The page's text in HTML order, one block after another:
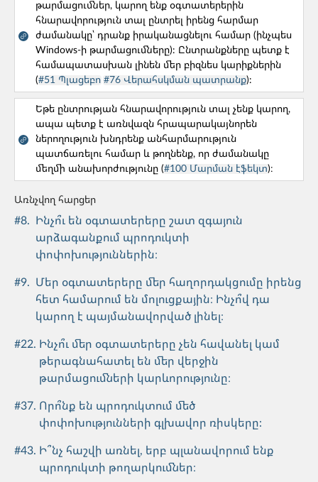
թարմացումներ, կարող ենք օգտատերերին
հնարավորություն տալ ընտրել իրենց հարմար
ժամանակը՝ դրանք իրականացնելու համար (ինչպես
Windows-ի թարմացումները): Ընտրանքները պետք է
համապատասխան լինեն մեր բիզնես կարիքներին
(#51 Պլացեբո #76 Վերահսկման պատրանք):
Եթե ընտրության հնարավորություն տալ չենք կարող,
ապա պետք է առնվազն հրապարակայնորեն
ներողություն խնդրենք անհարմարություն
պատճառելու համար և թողնենք, որ ժամանակը
մեղմի անախորժությունը (#100 Մարման էֆեկտ)։
Առնչվող հարցեր
#8.
Ինչո՞ւ են օգտատերերը շատ զգայուն
արձագանքում պրոդուկտի
փոփոխություններին։
#9.
Մեր օգտատերերը մեր հաղորդակցումը իրենց
հետ համարում են մոլուցքային։ Ինչո՞վ դա
կարող է պայմանավորված լինել։
#22. Ինչո՞ւ մեր օգտատերերը չեն հավանել կամ
թերագնահատել են մեր վերջին
թարմացումների կարևորությունը։
#37. Որո՞նք են պրոդուկտում մեծ
փոփոխությունների գլխավոր ռիսկերը:
#43. Ի՞նչ հաշվի առնել, երբ պլանավորում ենք
պրոդուկտի թողարկումներ։
Մարքեթինգ/ԲԶ Թողարկված
Մոնիթորինգ
Թիմի կազմավորում
#10. Օգտատերերը բողոքում են մեր
սպասարկման ծառայության որակից։
Թիմի կազմավորում
#30. Ի՞նչ սխալներ ենք թույլ տալիս
պրոդուկտի վերլուծական տվյալների հետ
աշխատելիս։
Թիմի կազմավորում
համառությունը վնասում է աշխատանքին։
Թիմի կազմավորում
#43. Ի՞նչ հաշվի առնել, երբ պլանավորում ենք
պրոդուկտի թողարկումներ։
Թիմի կազմավորում
#45. Ի՞նչ անել, եթե մեր թիմի որոշ անդամներ
չեն արտահայտում իրենց կարծիքը։
Թիմի կազմավորում